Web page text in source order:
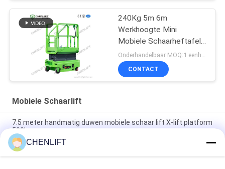
240Kg 5m 6m
Werkhoogte Mini
Mobiele Schaarheftafel
Met Uitbreidingsplatform
CONTACT
Mobiele Schaarlift
7.5 meter handmatig duwen mobiele schaar lift X-lift platform
500kg
14M Kleine Elektrische Schaarhoogwerker Met Gemotoriseerd
Apparaat Laadvermogen Van 450Kg
CHENLIFT